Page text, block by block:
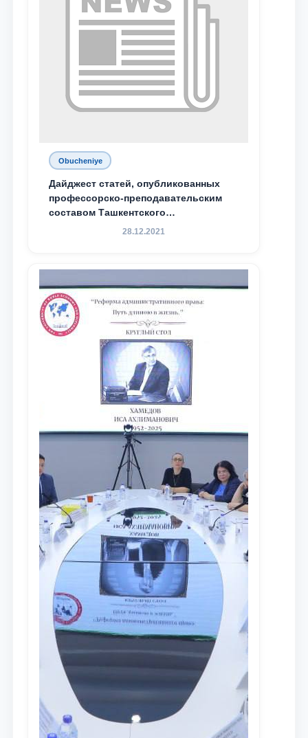
Obucheniye
Дайджест статей, опубликованных
профессорско-преподавательским
составом Ташкентского
государственного юридического
доведения до международного
сообщества результатов реформ и
исследований в сфере
противодействия коррупции
28.12.2021